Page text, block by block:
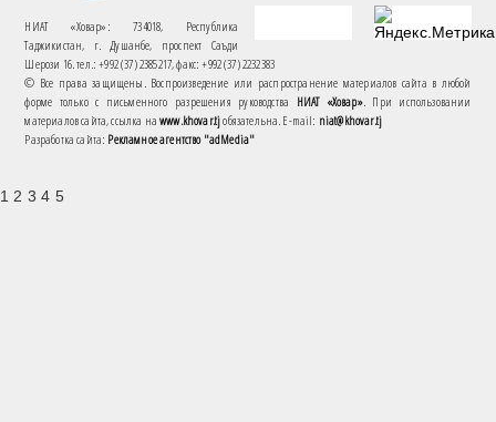
НИАТ «Ховар»: 734018, Республика
Таджикистан, г. Душанбе, проспект Саъди
Шерози 16. тел.: +992 (37) 2385217, факс: +992 (37) 2232383
© Все права защищены. Воспроизведение или распространение материалов сайта в любой
форме только с письменного разрешения руководства НИАТ «Ховар». При использовании
материалов сайта, ссылка наwww.khovar.tjобязательна. E-mail: niat@khovar.tj
Разработка сайта: Рекламное агентство "adMedia"
1 2 3 4 5